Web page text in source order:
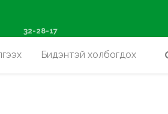
авалтад
32-28-17
Бидэнтэй холбогдох